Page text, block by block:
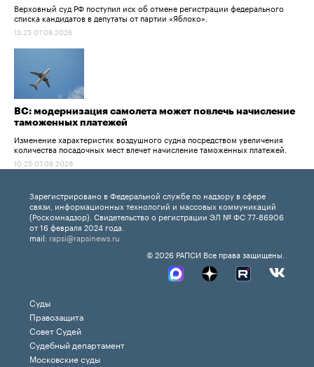
Верховный суд РФ поступил иск об отмене регистрации федерального
списка кандидатов в депутаты от партии «Яблоко».
13:25 07.08.2026
ВС: модернизация самолета может повлечь начисление
таможенных платежей
Изменение характеристик воздушного судна посредством увеличения
количества посадочных мест влечет начисление таможенных платежей.
10:25 07.08.2026
Зарегистрировано в Федеральной службе по надзору в сфере
связи, информационных технологий и массовых коммуникаций
(Роскомнадзор). Свидетельство о регистрации ЭЛ № ФС 77-86906
от 16 февраля 2024 года.
mail: rapsi@rapsinews.ru
© 2026 РАПСИ Все права защищены.
Суды
Правозащита
Совет Судей
Судебный департамент
Московские суды